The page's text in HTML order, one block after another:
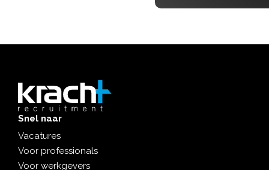
Snel naar
Vacatures
Voor professionals
Voor werkgevers